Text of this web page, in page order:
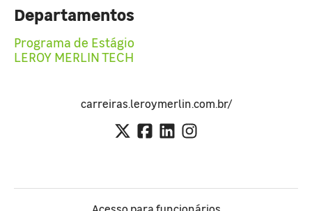
Departamentos
Programa de Estágio
LEROY MERLIN TECH
carreiras.leroymerlin.com.br/